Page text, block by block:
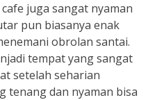
juga sangat nyaman
pun biasanya enak
obrolan santai.
tempat yang sangat
setelah seharian
tenang dan nyaman bisa